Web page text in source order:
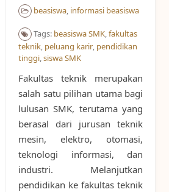
Slot Thailand
beasiswa, informasi beasiswa
Tags: beasiswa SMK,fakultas
teknik, peluang karir, pendidikan
tinggi,siswa SMK
Fakultas teknik merupakan
salah satu pilihan utama bagi
lulusan SMK, terutama yang
berasal dari jurusan teknik
mesin, elektro, otomasi,
teknologi informasi, dan
industri. Melanjutkan
pendidikan ke fakultas teknik